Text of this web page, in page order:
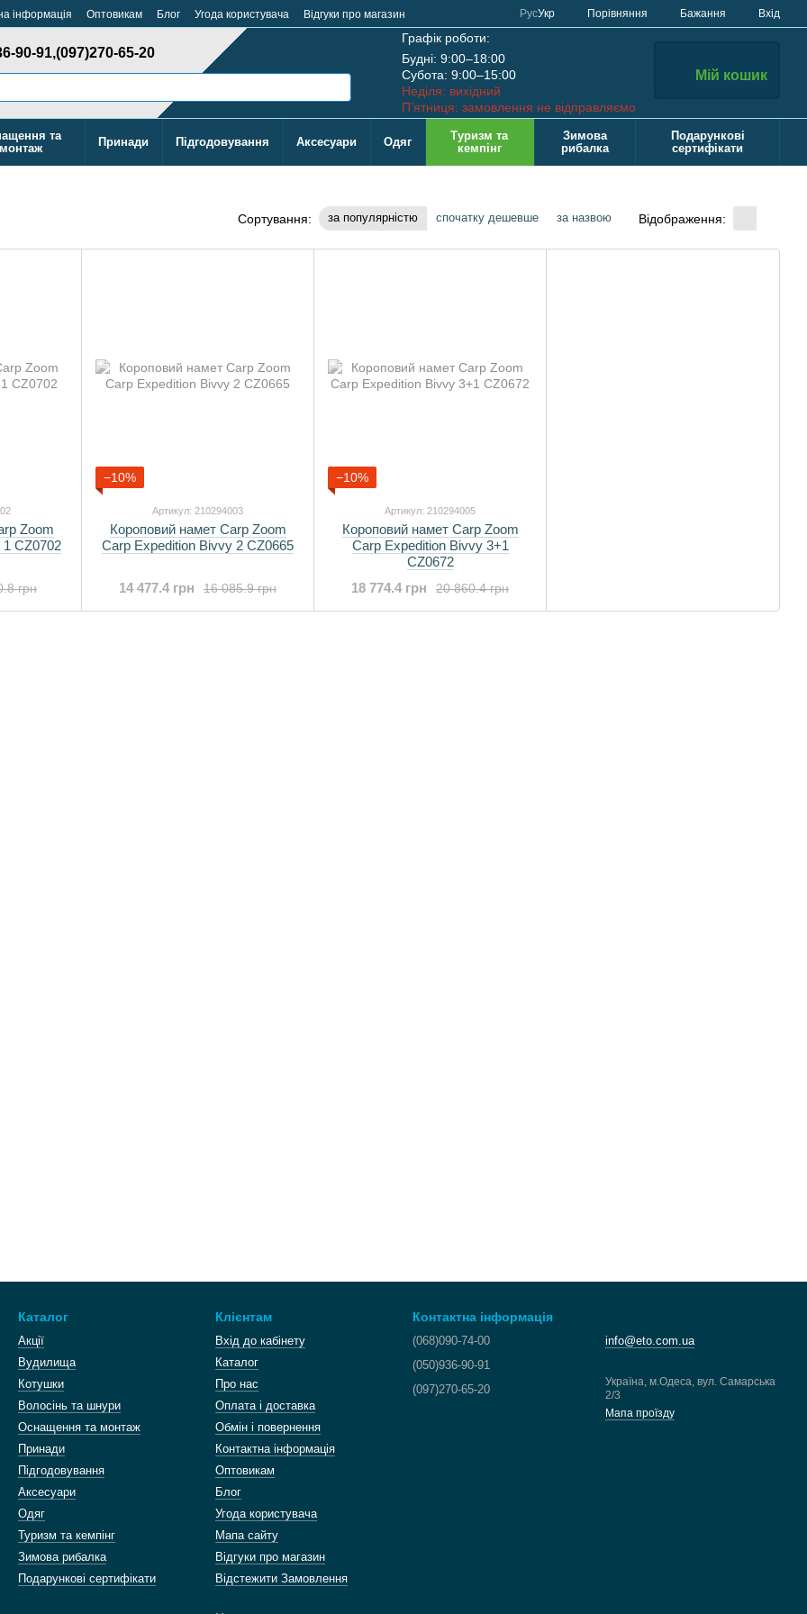
інформація Оптовикам Блог Угода користувача
Відгуки про магазин
РусУкр Порівняння Бажання Вхід
90-91,(097)270-65-20
Графік роботи:
Будні: 9:00–18:00
Субота: 9:00–15:00
Неділя: вихідний
П’ятниця: замовлення не відправляємо
Мій кошик
та
монтаж
Принади Підгодовування Аксесуари Одяг
Туризм та
кемпінг
Зимова
рибалка
Подарункові
сертифікати
Сортування: за популярністю спочатку дешевше за назвою Відображення:
Zoom
CZ0702
грн
−10%
Артикул: 210294003
Короповий намет Carp Zoom
Carp Expedition Bivvy 2 CZ0665
16 085.9 грн
14 477.4 грн
−10%
Артикул: 210294005
Короповий намет Carp Zoom
Carp Expedition Bivvy 3+1
CZ0672
20 860.4 грн
18 774.4 грн
Каталог
Акції
Вудилища
Котушки
Волосінь та шнури
Оснащення та монтаж
Принади
Підгодовування
Аксесуари
Одяг
Туризм та кемпінг
Зимова рибалка
Подарункові сертифікати
Клієнтам
Вхід до кабінету
Каталог
Про нас
Оплата і доставка
Обмін і повернення
Контактна інформація
Оптовикам
Блог
Угода користувача
Мапа сайту
Відгуки про магазин
Відстежити Замовлення
Контактна інформація
(068)090-74-00
(050)936-90-91
(097)270-65-20
info@eto.com.ua
Україна, м.Одеса, вул. Самарська
2/3
Мапа проїзду